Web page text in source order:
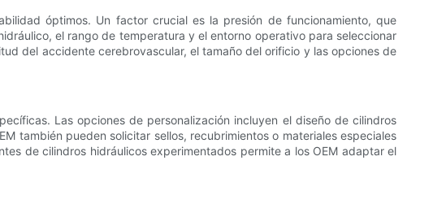
óptimos. Un factor crucial es la presión de funcionamiento, que
el rango de temperatura y el entorno operativo para seleccionar
del accidente cerebrovascular, el tamaño del orificio y las opciones de
Las opciones de personalización incluyen el diseño de cilindros
también pueden solicitar sellos, recubrimientos o materiales especiales
de cilindros hidráulicos experimentados permite a los OEM adaptar el